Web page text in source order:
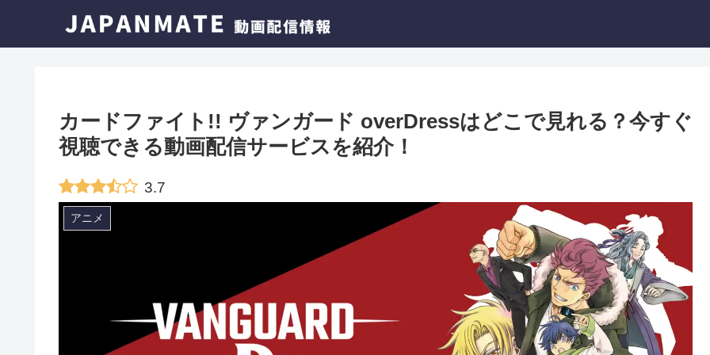
カードファイト!! ヴァンガード overDressはどこで見れる？今すぐ
視聴できる動画配信サービスを紹介！
3.7
アニメ